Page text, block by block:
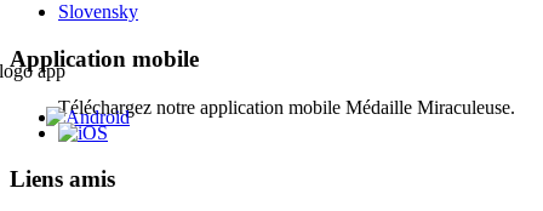
Slovensky
Application mobile
Téléchargez notre application mobile Médaille Miraculeuse.
Liens amis